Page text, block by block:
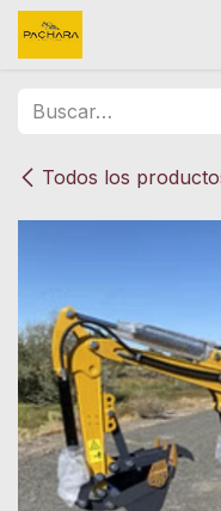
Ir al contenido
Todos los